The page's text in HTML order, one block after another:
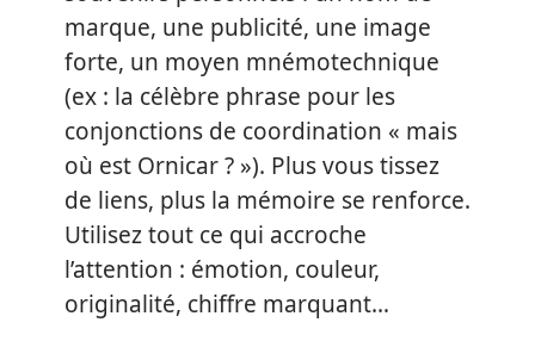
marque, une publicité, une image
forte, un moyen mnémotechnique
(ex : la célèbre phrase pour les
conjonctions de coordination « mais
où est Ornicar ? »). Plus vous tissez
de liens, plus la mémoire se renforce.
Utilisez tout ce qui accroche
l’attention : émotion, couleur,
originalité, chiffre marquant…